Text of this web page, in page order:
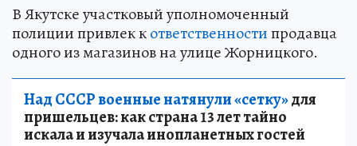
В Якутске участковый уполномоченный
полиции привлек кответственностипродавца
одного из магазинов на улице Жорницкого.
Над СССР военные натянули «сетку»для
пришельцев: как страна 13 лет тайно
искала и изучала инопланетных гостей